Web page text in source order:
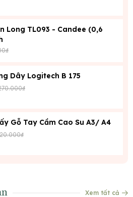
Long TL093 - Candee (0,6
Dây Logitech B 175
Gỗ Tay Cầm Cao Su A3/ A4
Xem tất cả